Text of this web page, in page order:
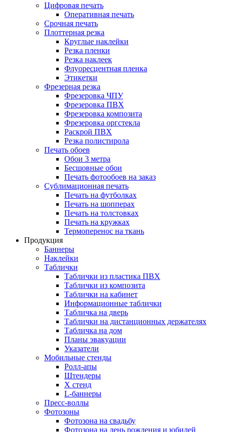
Цифровая печать
Оперативная печать
Срочная печать
Плоттерная резка
Круглые наклейки
Резка пленки
Резка наклеек
Флуоресцентная пленка
Этикетки
Фрезерная резка
Фрезеровка ЧПУ
Фрезеровка ПВХ
Фрезеровка композита
Фрезеровка оргстекла
Раскрой ПВХ
Резка полистирола
Печать обоев
Обои 3 метра
Бесшовные обои
Печать фотообоев на заказ
Сублимационная печать
Печать на футболках
Печать на шопперах
Печать на толстовках
Печать на кружках
Термоперенос на ткань
Продукция
Баннеры
Наклейки
Таблички
Таблички из пластика ПВХ
Таблички из композита
Таблички на кабинет
Информационные таблички
Табличка на дверь
Таблички на дистанционных держателях
Табличка на дом
Планы эвакуации
Указатели
Мобильные стенды
Ролл-апы
Штендеры
Х стенд
L-баннеры
Пресс-воллы
Фотозоны
Фотозона на свадьбу
Фотозона на день рождения и юбилей